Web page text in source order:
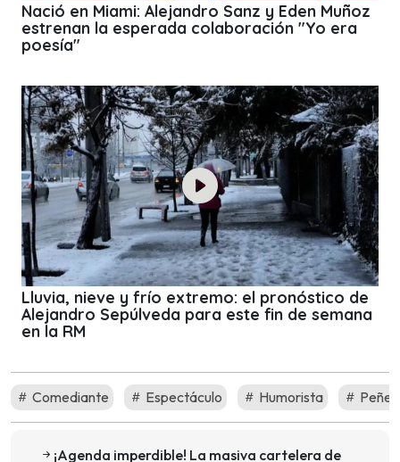
Nació en Miami: Alejandro Sanz y Eden Muñoz
estrenan la esperada colaboración "Yo era
poesía"
Lluvia, nieve y frío extremo: el pronóstico de
Alejandro Sepúlveda para este fin de semana
en la RM
Comediante Espectáculo Humorista
¡Agenda imperdible! La masiva cartelera de